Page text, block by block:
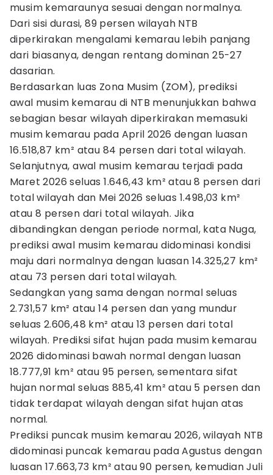
musim kemaraunya sesuai dengan normalnya.
Dari sisi durasi, 89 persen wilayah NTB
diperkirakan mengalami kemarau lebih panjang
dari biasanya, dengan rentang dominan 25-27
dasarian.
Berdasarkan luas Zona Musim (ZOM), prediksi
awal musim kemarau di NTB menunjukkan bahwa
sebagian besar wilayah diperkirakan memasuki
musim kemarau pada April 2026 dengan luasan
16.518,87 km² atau 84 persen dari total wilayah.
Selanjutnya, awal musim kemarau terjadi pada
Maret 2026 seluas 1.646,43 km² atau 8 persen dari
total wilayah dan Mei 2026 seluas 1.498,03 km²
atau 8 persen dari total wilayah. Jika
dibandingkan dengan periode normal, kata Nuga,
prediksi awal musim kemarau didominasi kondisi
maju dari normalnya dengan luasan 14.325,27 km²
atau 73 persen dari total wilayah.
Sedangkan yang sama dengan normal seluas
2.731,57 km² atau 14 persen dan yang mundur
seluas 2.606,48 km² atau 13 persen dari total
wilayah. Prediksi sifat hujan pada musim kemarau
2026 didominasi bawah normal dengan luasan
18.777,91 km² atau 95 persen, sementara sifat
hujan normal seluas 885,41 km² atau 5 persen dan
tidak terdapat wilayah dengan sifat hujan atas
normal.
Prediksi puncak musim kemarau 2026, wilayah NTB
didominasi puncak kemarau pada Agustus dengan
luasan 17.663,73 km² atau 90 persen, kemudian Juli